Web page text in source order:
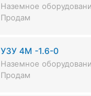
Наземное
Продам
УЗУ 4М -1.6-0
Наземное
Продам